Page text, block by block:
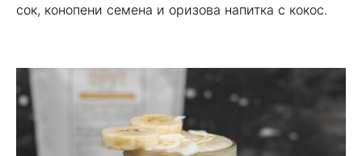
сок, конопени семена и оризова напитка с кокос.